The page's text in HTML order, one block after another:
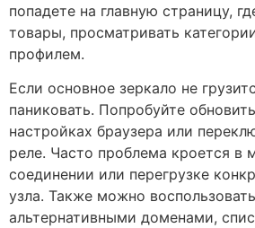
попадете на главную страницу,
товары, просматривать
профилем.
Если основное зеркало не
паниковать. Попробуйте
настройках браузера или
реле. Часто проблема кроется в
соединении или перегрузке
узла. Также можно
альтернативными доменами,